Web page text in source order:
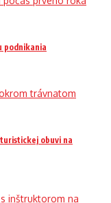
podnikania
obuvi na